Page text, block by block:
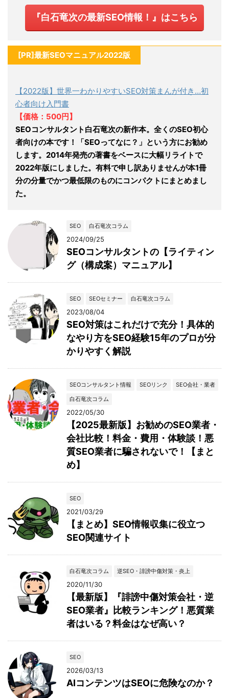
『白石竜次の最新SEO情報！』はこちら
[PR]最新SEOマニュアル2022版
【2022版】世界一わかりやすいSEO対策まんが付き…初
心者向け入門書
【価格：500円】
SEOコンサルタント白石竜次の新作本。全くのSEO初心
者向けの本です！「SEOってなに？」という方にお勧め
します。2014年発売の著書をベースに大幅リライトで
2022年版にしました。有料で申し訳ありませんが本1冊
分の分量でかつ最低限のものにコンパクトにまとめまし
た。
SEO 白石竜次コラム
2024/09/25
SEOコンサルタントの【ライティン
グ（構成案）マニュアル】
SEO SEOセミナー 白石竜次コラム
2023/08/04
SEO対策はこれだけで充分！具体的
なやり方をSEO経験15年のプロが分
かりやすく解説
SEOコンサルタント情報 SEOリンク
SEO会社・業者
白石竜次コラム
2022/05/30
【2025最新版】お勧めのSEO業者・
会社比較！料金・費用・体験談！悪
質SEO業者に騙されないで！【まと
め】
SEO
2021/03/29
【まとめ】SEO情報収集に役立つ
SEO関連サイト
白石竜次コラム 逆SEO・誹謗中傷対策・炎上
2020/11/30
【最新版】『誹謗中傷対策会社・逆
SEO業者』比較ランキング！悪質業
者はいる？料金はなぜ高い？
SEO
2026/03/13
AIコンテンツはSEOに危険なのか？